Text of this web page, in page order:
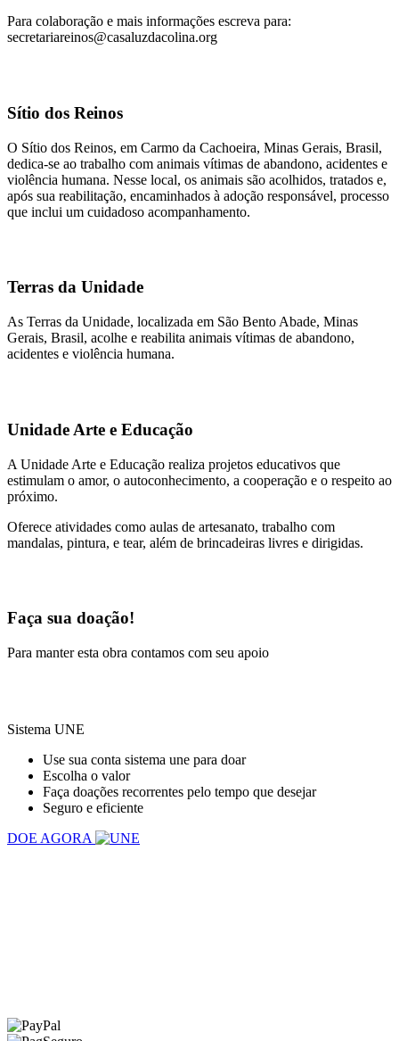
Para colaboração e mais informações escreva para:
secretariareinos@casaluzdacolina.org
Sítio dos Reinos
O Sítio dos Reinos, em Carmo da Cachoeira, Minas Gerais, Brasil,
dedica-se ao trabalho com animais vítimas de abandono, acidentes e
violência humana. Nesse local, os animais são acolhidos, tratados e,
após sua reabilitação, encaminhados à adoção responsável, processo
que inclui um cuidadoso acompanhamento.
Terras da Unidade
As Terras da Unidade, localizada em São Bento Abade, Minas
Gerais, Brasil, acolhe e reabilita animais vítimas de abandono,
acidentes e violência humana.
Unidade Arte e Educação
A Unidade Arte e Educação realiza projetos educativos que
estimulam o amor, o autoconhecimento, a cooperação e o respeito ao
próximo.
Oferece atividades como aulas de artesanato, trabalho com
mandalas, pintura, e tear, além de brincadeiras livres e dirigidas.
Faça sua doação!
Para manter esta obra contamos com seu apoio
Sistema UNE
Use sua conta sistema une para doar
Escolha o valor
Faça doações recorrentes pelo tempo que desejar
Seguro e eficiente
DOE AGORA